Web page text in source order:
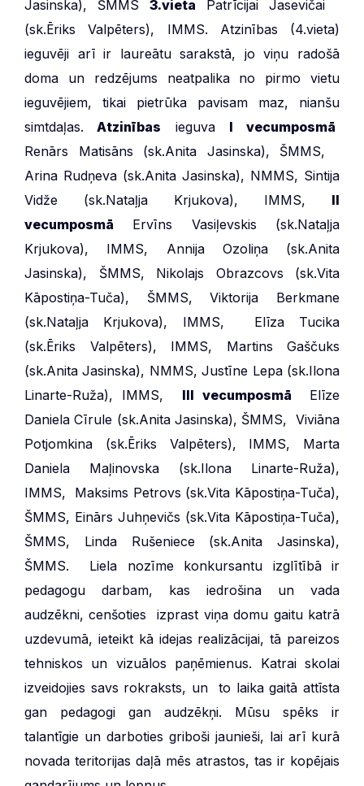
Jasinska), ŠMMS 3.vieta Patrīcijai Jasevičai
(sk.Ēriks Valpēters), IMMS. Atzinības (4.vieta)
ieguvēji arī ir laureātu sarakstā, jo viņu radošā
doma un redzējums neatpalika no pirmo vietu
ieguvējiem, tikai pietrūka pavisam maz, nianšu
simtdaļas. Atzinības ieguva I vecumposmā
Renārs Matisāns (sk.Anita Jasinska), ŠMMS,
Arina Rudņeva (sk.Anita Jasinska), NMMS, Sintija
Vidže (sk.Nataļja Krjukova), IMMS, II
vecumposmā Ervīns Vasiļevskis (sk.Nataļja
Krjukova), IMMS, Annija Ozoliņa (sk.Anita
Jasinska), ŠMMS, Nikolajs Obrazcovs (sk.Vita
Kāpostiņa-Tuča), ŠMMS, Viktorija Berkmane
(sk.Nataļja Krjukova), IMMS, Elīza Tucika
(sk.Ēriks Valpēters), IMMS, Martins Gaščuks
(sk.Anita Jasinska), NMMS, Justīne Lepa (sk.Ilona
Linarte-Ruža), IMMS, III vecumposmā Elīze
Daniela Cīrule (sk.Anita Jasinska), ŠMMS, Viviāna
Potjomkina (sk.Ēriks Valpēters), IMMS, Marta
Daniela Maļinovska (sk.Ilona Linarte-Ruža),
IMMS, Maksims Petrovs (sk.Vita Kāpostiņa-Tuča),
ŠMMS, Einārs Juhņevičs (sk.Vita Kāpostiņa-Tuča),
ŠMMS, Linda Rušeniece (sk.Anita Jasinska),
ŠMMS. Liela nozīme konkursantu izglītībā ir
pedagogu darbam, kas iedrošina un vada
audzēkni, cenšoties izprast viņa domu gaitu katrā
uzdevumā, ieteikt kā idejas realizācijai, tā pareizos
tehniskos un vizuālos paņēmienus. Katrai skolai
izveidojies savs rokraksts, un to laika gaitā attīsta
gan pedagogi gan audzēkņi. Mūsu spēks ir
talantīgie un darboties griboši jaunieši, lai arī kurā
novada teritorijas daļā mēs atrastos, tas ir kopējais